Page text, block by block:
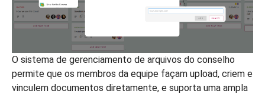
O sistema de gerenciamento de arquivos do conselho
permite que os membros da equipe façam upload, criem e
vinculem documentos diretamente, e suporta uma ampla